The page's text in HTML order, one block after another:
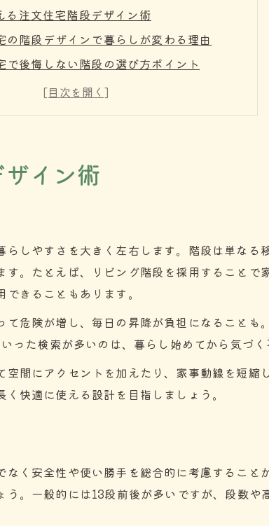
る注文住宅階段デザイン術
の階段デザインで暮らしが変わる理由
で後悔しない階段の選び方ポイント
階段種類とおしゃれな設計実例紹介
階段の位置が家事動線に与える影響
段設計で安心な住まいへ
の階段設計で家族の安全性を高める方法
階段で高齢者や子どもも安心な対策とは
リー視点で考える注文住宅の階段設計
で実現するおしゃれ階段の特徴とコツ
で人気の階段インテリア実例まとめ
へ導く階段配置のコツと工夫
階段の最適な配置と家事動線との関係
で階段の位置にこだわるべき理由
イン術
しやすさを大きく左右します。階段は単なる
。たとえば、リビング階段を採用することで
きることもあります。
危険が増し、毎日の昇降が負担になることも
た検索が多いのは、暮らし始めてから気づく
間にアクセントを加えたり、家事動線を短縮
快適に使える設計を目指しましょう。
く安全性や使い勝手を総合的に考慮すること
。一般的には13段前後が多いですが、段数